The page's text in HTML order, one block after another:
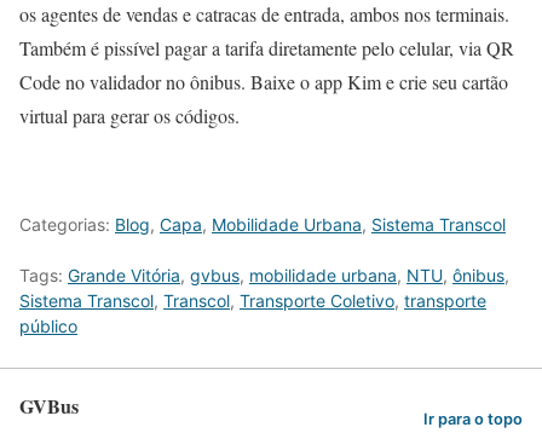
os agentes de vendas e catracas de entrada, ambos nos terminais.
Também é pissível pagar a tarifa diretamente pelo celular, via QR
Code no validador no ônibus. Baixe o app Kim e crie seu cartão
virtual para gerar os códigos.
Categorias: Blog, Capa, Mobilidade Urbana, Sistema Transcol
Tags: Grande Vitória, gvbus, mobilidade urbana, NTU, ônibus,
Sistema Transcol, Transcol, Transporte Coletivo, transporte
público
GVBus Ir para o topo